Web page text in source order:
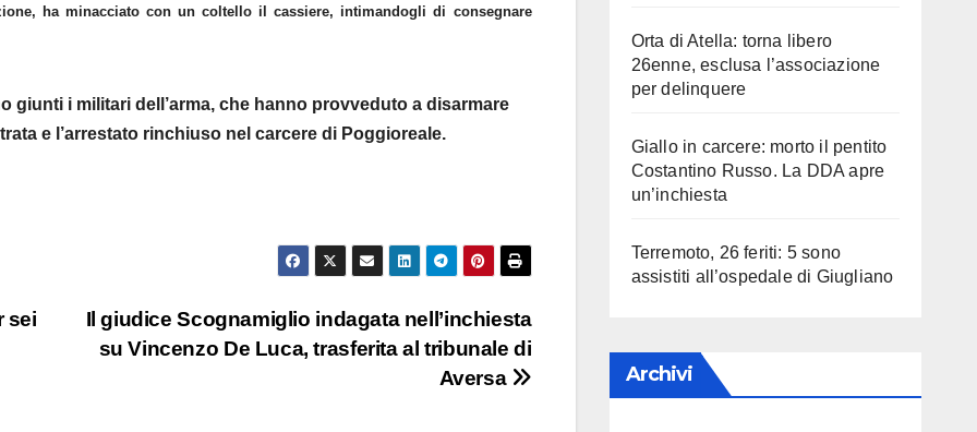
ha minacciato con un coltello il cassiere, intimandogli di consegnare
giunti i militari dell’arma, che hanno provveduto a disarmare
e l’arrestato rinchiuso nel carcere di Poggioreale.
Il giudice Scognamiglio indagata nell’inchiesta
su Vincenzo De Luca, trasferita al tribunale di
Aversa
sei
Orta di Atella: torna libero
26enne, esclusa l’associazione
per delinquere
Giallo in carcere: morto il pentito
Costantino Russo. La DDA apre
un’inchiesta
Terremoto, 26 feriti: 5 sono
assistiti all’ospedale di Giugliano
Archivi